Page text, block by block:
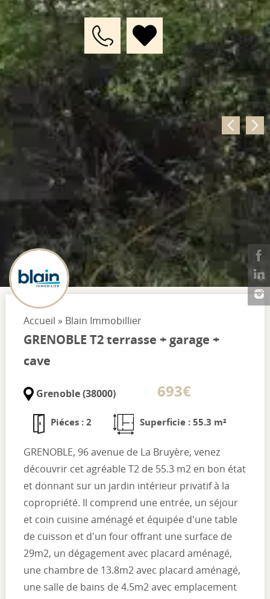
Accueil » Blain Immobillier
GRENOBLE T2 terrasse + garage +
cave
Grenoble (38000) 693€
Piéces : 2 Superficie : 55.3 m²
GRENOBLE, 96 avenue de La Bruyère, venez
découvrir cet agréable T2 de 55.3 m2 en bon état
et donnant sur un jardin intérieur privatif à la
copropriété. Il comprend une entrée, un séjour
et coin cuisine aménagé et équipée d'une table
de cuisson et d'un four offrant une surface de
29m2, un dégagement avec placard aménagé,
une chambre de 13.8m2 avec placard aménagé,
une salle de bains de 4.5m2 avec emplacement